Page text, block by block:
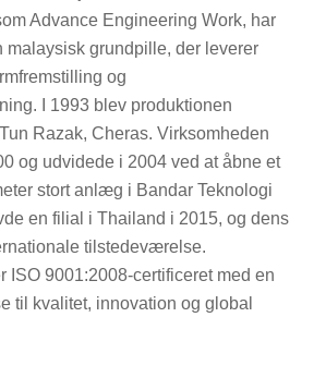
Advance Engineering Work, har
malaysisk grundpille, der leverer
og
I 1993 blev produktionen
Razak, Cheras. Virksomheden
og udvidede i 2004 ved at åbne et
stort anlæg i Bandar Teknologi
en filial i Thailand i 2015, og dens
tilstedeværelse.
ISO 9001:2008-certificeret med en
til kvalitet, innovation og global